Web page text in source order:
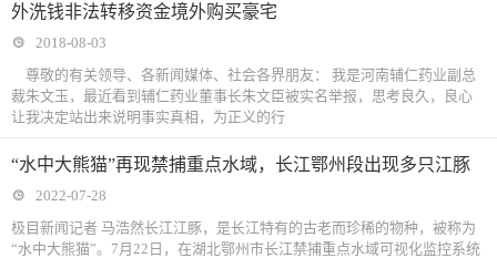
外洗钱非法转移资金境外购买豪宅
2018-08-03
尊敬的有关领导、各新闻媒体、社会各界朋友： 我是河南辅仁药业副总
裁朱文玉，最近看到辅仁药业董事长朱文臣被实名举报，思考良久，良心
让我决定站出来说明事实真相，为正义的行
“水中大熊猫”再现禁捕重点水域，长江鄂州段出现多只江豚
2022-07-28
极目新闻记者 马浩然长江江豚，是长江特有的古老而珍稀的物种，被称为
“水中大熊猫”。7月22日，在湖北鄂州市长江禁捕重点水域可视化监控系统